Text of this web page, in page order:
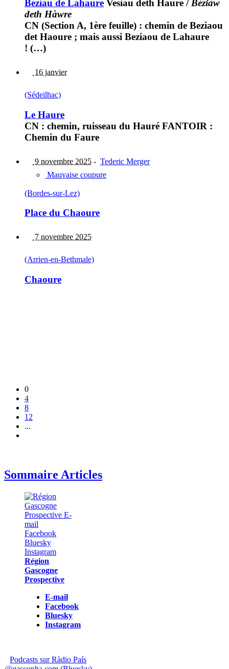
Béziau de Lahaure Vesiau deth Haure /Béziàw
deth Hàwre
CN (Section A, 1ère feuille) : chemin de Beziaou
det Haoure ; mais aussi Beziaou de Lahaure
! (…)
16 janvier
(Sédeilhac)
Le Haure
CN : chemin, ruisseau du Hauré FANTOIR :
Chemin du Faure
9 novembre 2025 - Tederic Merger
Mauvaise coupure
(Bordes-sur-Lez)
Place du Chaoure
7 novembre 2025
(Arrien-en-Bethmale)
Chaoure
0
4
8
12
...
Sommaire Articles
Région
Gascogne
Prospective
E-mail
Facebook
Bluesky
Instagram
Podcasts sur Ràdio País